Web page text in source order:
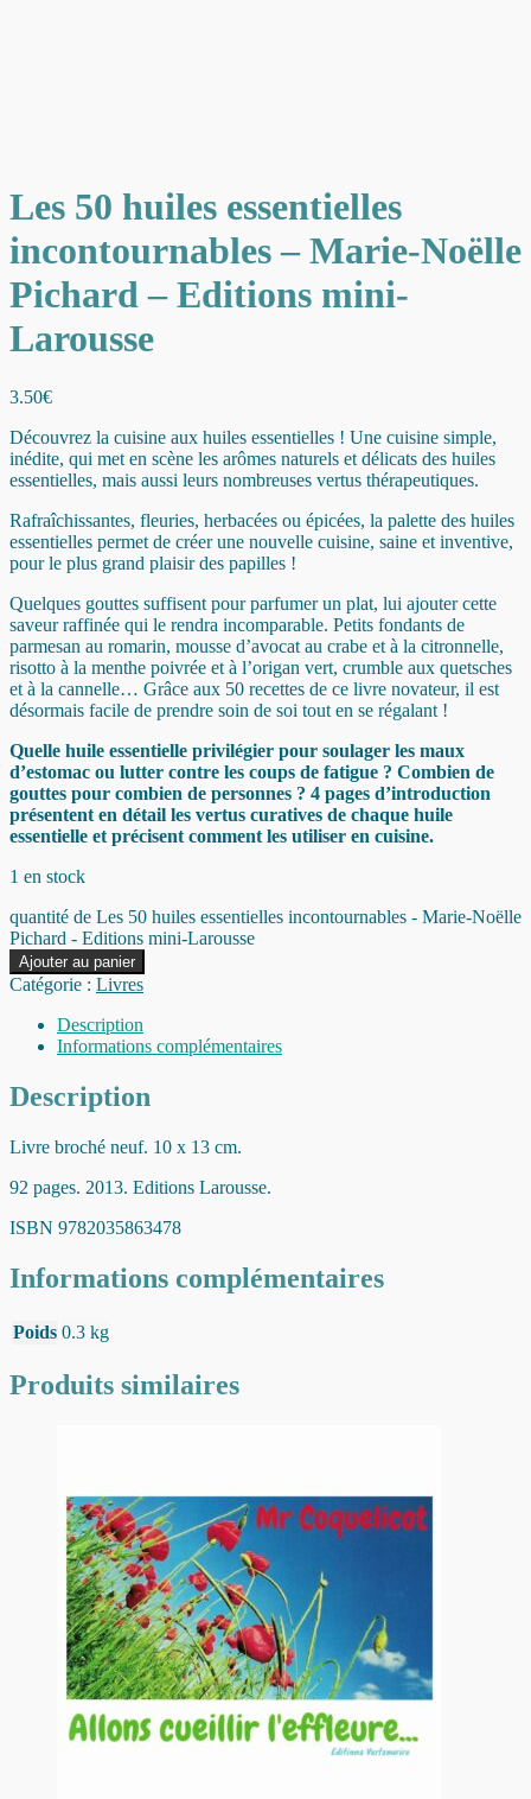
Les 50 huiles essentielles
incontournables – Marie-Noëlle
Pichard – Editions mini-
Larousse
3.50€
Découvrez la cuisine aux huiles essentielles ! Une cuisine simple,
inédite, qui met en scène les arômes naturels et délicats des huiles
essentielles, mais aussi leurs nombreuses vertus thérapeutiques.
Rafraîchissantes, fleuries, herbacées ou épicées, la palette des huiles
essentielles permet de créer une nouvelle cuisine, saine et inventive,
pour le plus grand plaisir des papilles !
Quelques gouttes suffisent pour parfumer un plat, lui ajouter cette
saveur raffinée qui le rendra incomparable. Petits fondants de
parmesan au romarin, mousse d’avocat au crabe et à la citronnelle,
risotto à la menthe poivrée et à l’origan vert, crumble aux quetsches
et à la cannelle… Grâce aux 50 recettes de ce livre novateur, il est
désormais facile de prendre soin de soi tout en se régalant !
Quelle huile essentielle privilégier pour soulager les maux
d’estomac ou lutter contre les coups de fatigue ? Combien de
gouttes pour combien de personnes ? 4 pages d’introduction
présentent en détail les vertus curatives de chaque huile
essentielle et précisent comment les utiliser en cuisine.
1 en stock
quantité de Les 50 huiles essentielles incontournables - Marie-Noëlle
Pichard - Editions mini-Larousse
Ajouter au panier
Catégorie : Livres
Description
Informations complémentaires
Description
Livre broché neuf. 10 x 13 cm.
92 pages. 2013. Editions Larousse.
ISBN 9782035863478
Informations complémentaires
Poids 0.3 kg
Produits similaires